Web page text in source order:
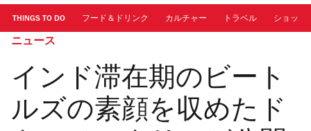
THINGS TO DO フード＆ドリンク カルチャー トラベル ショッピ
ニュース
インド滞在期のビート
ルズの素顔を収めたド